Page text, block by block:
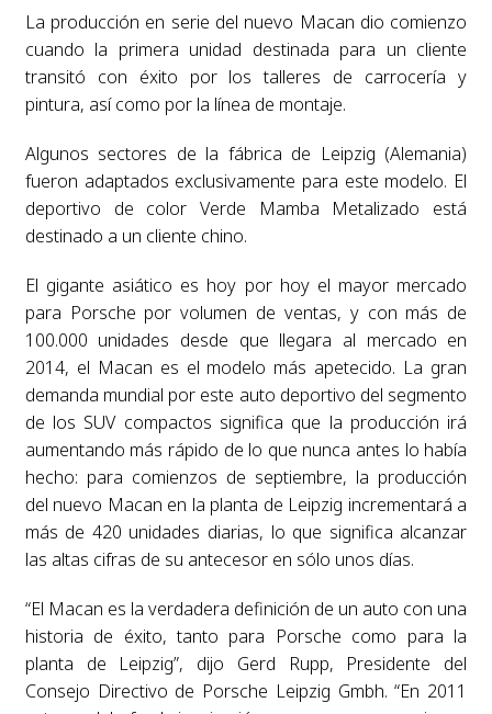
La producción en serie del nuevo Macan dio comienzo
cuando la primera unidad destinada para un cliente
transitó con éxito por los talleres de carrocería y
pintura, así como por la línea de montaje.
Algunos sectores de la fábrica de Leipzig (Alemania)
fueron adaptados exclusivamente para este modelo. El
deportivo de color Verde Mamba Metalizado está
destinado a un cliente chino.
El gigante asiático es hoy por hoy el mayor mercado
para Porsche por volumen de ventas, y con más de
100.000 unidades desde que llegara al mercado en
2014, el Macan es el modelo más apetecido. La gran
demanda mundial por este auto deportivo del segmento
de los SUV compactos significa que la producción irá
aumentando más rápido de lo que nunca antes lo había
hecho: para comienzos de septiembre, la producción
del nuevo Macan en la planta de Leipzig incrementará a
más de 420 unidades diarias, lo que significa alcanzar
las altas cifras de su antecesor en sólo unos días.
“El Macan es la verdadera definición de un auto con una
historia de éxito, tanto para Porsche como para la
planta de Leipzig”, dijo Gerd Rupp, Presidente del
Consejo Directivo de Porsche Leipzig Gmbh. “En 2011